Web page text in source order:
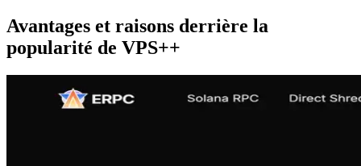
Avantages et raisons derrière la
popularité de VPS++